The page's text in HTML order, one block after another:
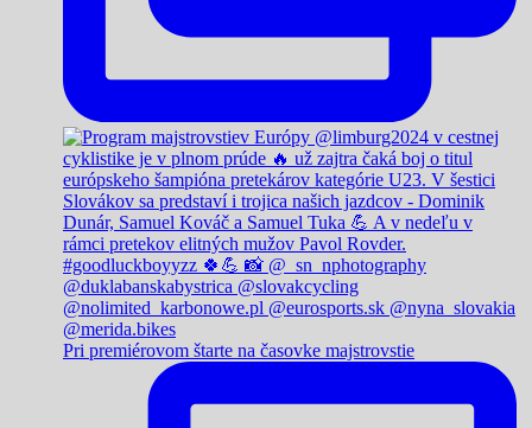
Pri premiérovom štarte na časovke majstrovstie